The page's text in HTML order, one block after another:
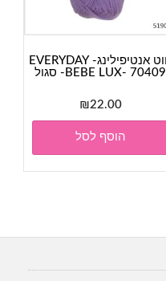
חוט אנטיפילינג- EVERYDAY
BEBE LUX- 70409- סגול
₪22.00
הוסף לסל